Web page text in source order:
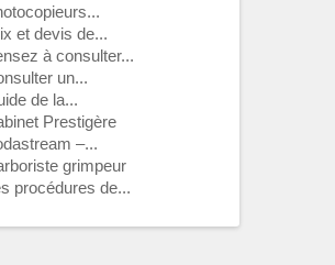
et devis de...
à consulter...
un...
de la...
Prestigère
–...
grimpeur
procédures de...